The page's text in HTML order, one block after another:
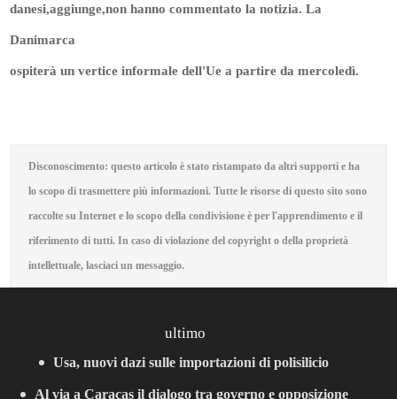
danesi,aggiunge,non hanno commentato la notizia. La
Danimarca
ospiterà un vertice informale dell'Ue a partire da mercoledì.
Disconoscimento: questo articolo è stato ristampato da altri supporti e ha
lo scopo di trasmettere più informazioni. Tutte le risorse di questo sito sono
raccolte su Internet e lo scopo della condivisione è per l'apprendimento e il
riferimento di tutti. In caso di violazione del copyright o della proprietà
intellettuale, lasciaci un messaggio.
ultimo
Usa, nuovi dazi sulle importazioni di polisilicio
Al via a Caracas il dialogo tra governo e opposizione